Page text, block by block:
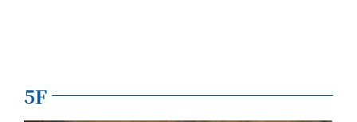
5F